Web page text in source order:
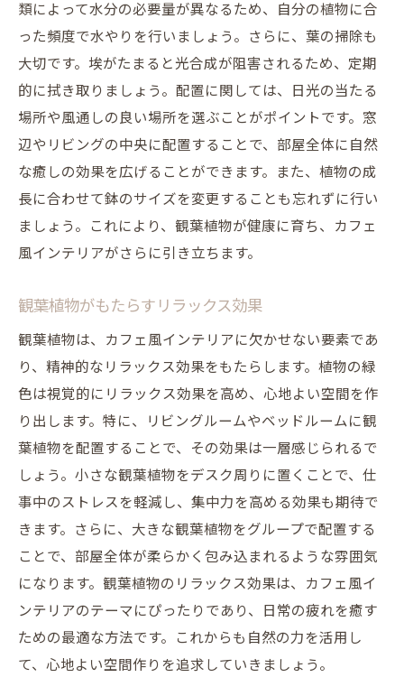
類によって水分の必要量が異なるため、自分の植物に合
った頻度で水やりを行いましょう。さらに、葉の掃除も
大切です。埃がたまると光合成が阻害されるため、定期
的に拭き取りましょう。配置に関しては、日光の当たる
場所や風通しの良い場所を選ぶことがポイントです。窓
辺やリビングの中央に配置することで、部屋全体に自然
な癒しの効果を広げることができます。また、植物の成
長に合わせて鉢のサイズを変更することも忘れずに行い
ましょう。これにより、観葉植物が健康に育ち、カフェ
風インテリアがさらに引き立ちます。
観葉植物がもたらすリラックス効果
観葉植物は、カフェ風インテリアに欠かせない要素であ
り、精神的なリラックス効果をもたらします。植物の緑
色は視覚的にリラックス効果を高め、心地よい空間を作
り出します。特に、リビングルームやベッドルームに観
葉植物を配置することで、その効果は一層感じられるで
しょう。小さな観葉植物をデスク周りに置くことで、仕
事中のストレスを軽減し、集中力を高める効果も期待で
きます。さらに、大きな観葉植物をグループで配置する
ことで、部屋全体が柔らかく包み込まれるような雰囲気
になります。観葉植物のリラックス効果は、カフェ風イ
ンテリアのテーマにぴったりであり、日常の疲れを癒す
ための最適な方法です。これからも自然の力を活用し
て、心地よい空間作りを追求していきましょう。